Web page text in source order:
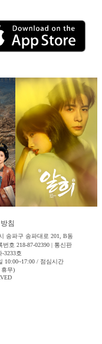
침
송파구 송파대로 201, B동
호 218-87-02390 | 통신판
3233호
10:00~17:00 / 점심시간
휴무)